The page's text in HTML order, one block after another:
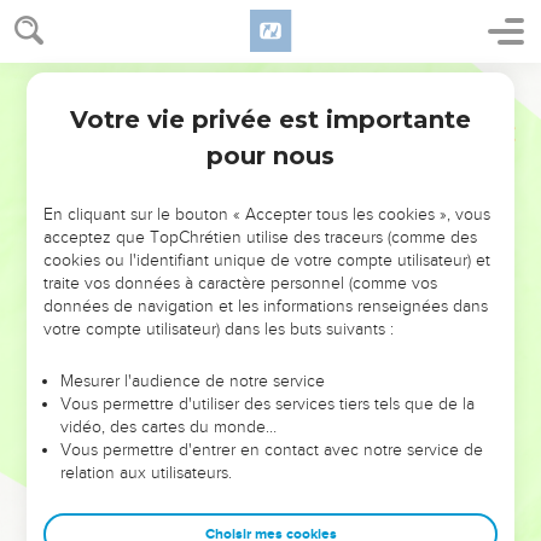
NE MANQUEZ PAS L’ÉVÉNEMENT
DE L’ANNÉE !
ET SI LEURS ERREURS POUVAIENT VOUS ÉVITER LES
VOTRES ?
leur foi ou leur vision. Mais on voit moins les doutes, les erreurs
et les saisons difficiles qu'ils ont traversés, alors même que ce
sont elles qui les ont façonnés.
Dans cette conférence, leaders, entrepreneurs, et responsables
clés pour avancer avec plus de sagesse afin que leurs erreurs
Votre vie privée est importante
pour nous
En cliquant sur le bouton « Accepter tous les cookies », vous
acceptez que TopChrétien utilise des traceurs (comme des
cookies ou l'identifiant unique de votre compte utilisateur) et
traite vos données à caractère personnel (comme vos
données de navigation et les informations renseignées dans
votre compte utilisateur) dans les buts suivants :
Mesurer l'audience de notre service
Vous permettre d'utiliser des services tiers tels que de la
vidéo, des cartes du monde…
Vous permettre d'entrer en contact avec notre service de
relation aux utilisateurs.
Choisir mes cookies